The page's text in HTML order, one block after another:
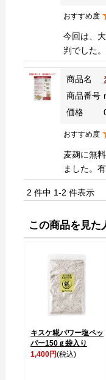
おすすめ度
今回は、
判でした
商品名
商品番号
価格
おすすめ度
麦麹に無
ました。
2 件中 1-2 件表示
この商品を見た
キスケ糀パワー塩ペッ
パー150ｇ袋入り
1,400円(税込)